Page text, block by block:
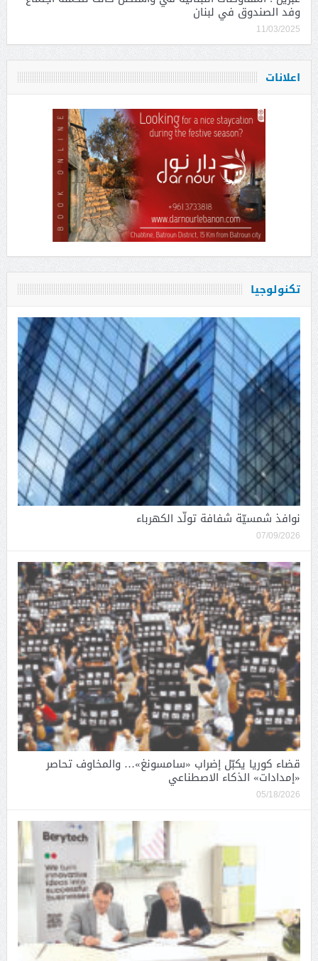
وفد الصندوق في لبنان
11/03/2025
اعلانات
تكنولوجيا
نوافذ شمسيّة شفافة تولّد الكهرباء
07/09/2026
قضاء كوريا يكبّل إضراب «سامسونغ»… والمخاوف تحاصر
«إمدادات» الذكاء الاصطناعي
05/18/2026